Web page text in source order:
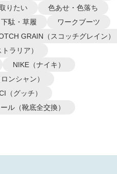
りたい
色あせ・色落ち
下駄・草履
ワークブーツ
GRAIN（スコッチグレイン）
ラリア）
NIKE（ナイキ）
ンシャン）
（グッチ）
ル（靴底全交換）